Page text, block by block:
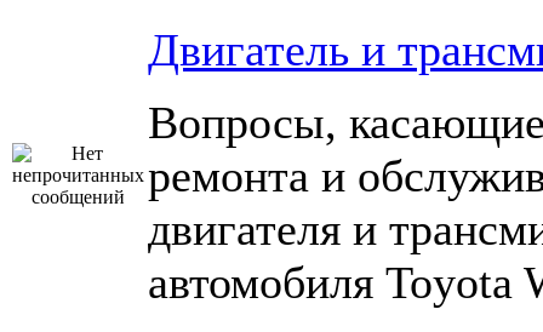
Двигатель и
Вопросы,
ремонта и
двигателя и
автомобиля Toyota